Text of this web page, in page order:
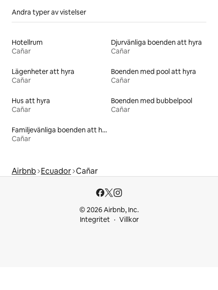
Andra typer av vistelser
Hotellrum
Cañar
Djurvänliga boenden att hyra
Cañar
Lägenheter att hyra
Cañar
Boenden med pool att hyra
Cañar
Hus att hyra
Cañar
Boenden med bubbelpool
Cañar
Familjevänliga boenden att hyra
Cañar
Airbnb Ecuador Cañar
© 2026 Airbnb, Inc.
Integritet
Villkor